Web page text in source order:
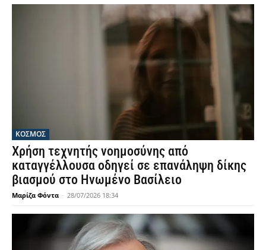
ΚΟΣΜΟΣ
Χρήση τεχνητής νοημοσύνης από
καταγγέλλουσα οδηγεί σε επανάληψη δίκης
βιασμού στο Ηνωμένο Βασίλειο
Μαρίζα Φόντα - 28/07/2026 18:34